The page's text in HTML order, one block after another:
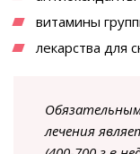
витамины
лекарства для
лечения